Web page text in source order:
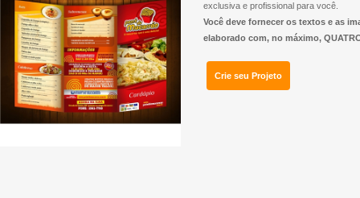
exclusiva e profissional para você.
Você deve fornecer os textos e as
elaborado com, no máximo,
Crie seu Projeto